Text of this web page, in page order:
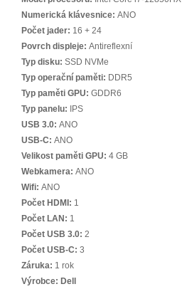
Numerická klávesnice: ANO
Počet jader: 16 + 24
Povrch displeje: Antireflexní
Typ disku: SSD NVMe
Typ operační paměti: DDR5
Typ paměti GPU: GDDR6
Typ panelu:
IPS
USB 3.0: ANO
USB-C: ANO
Velikost paměti GPU: 4 GB
Webkamera: ANO
Wifi: ANO
Počet HDMI: 1
Počet LAN: 1
Počet USB 3.0: 2
Počet USB-C: 3
Záruka: 1 rok
Výrobce: Dell